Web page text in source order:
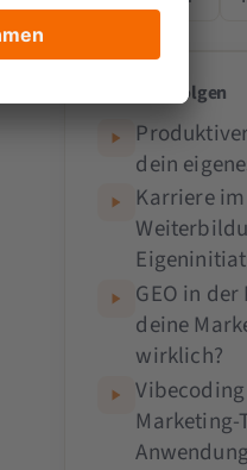
Passende Folgen
dein
Karriere
GEO in
deine
wirklich?
Marketing-